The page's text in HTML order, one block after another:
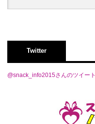
Twitter
@snack_info2015さんのツイート